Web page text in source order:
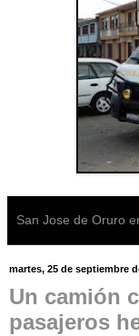
San Jose de Oruro
martes, 25 de septiembre
Un camión
pasajeros